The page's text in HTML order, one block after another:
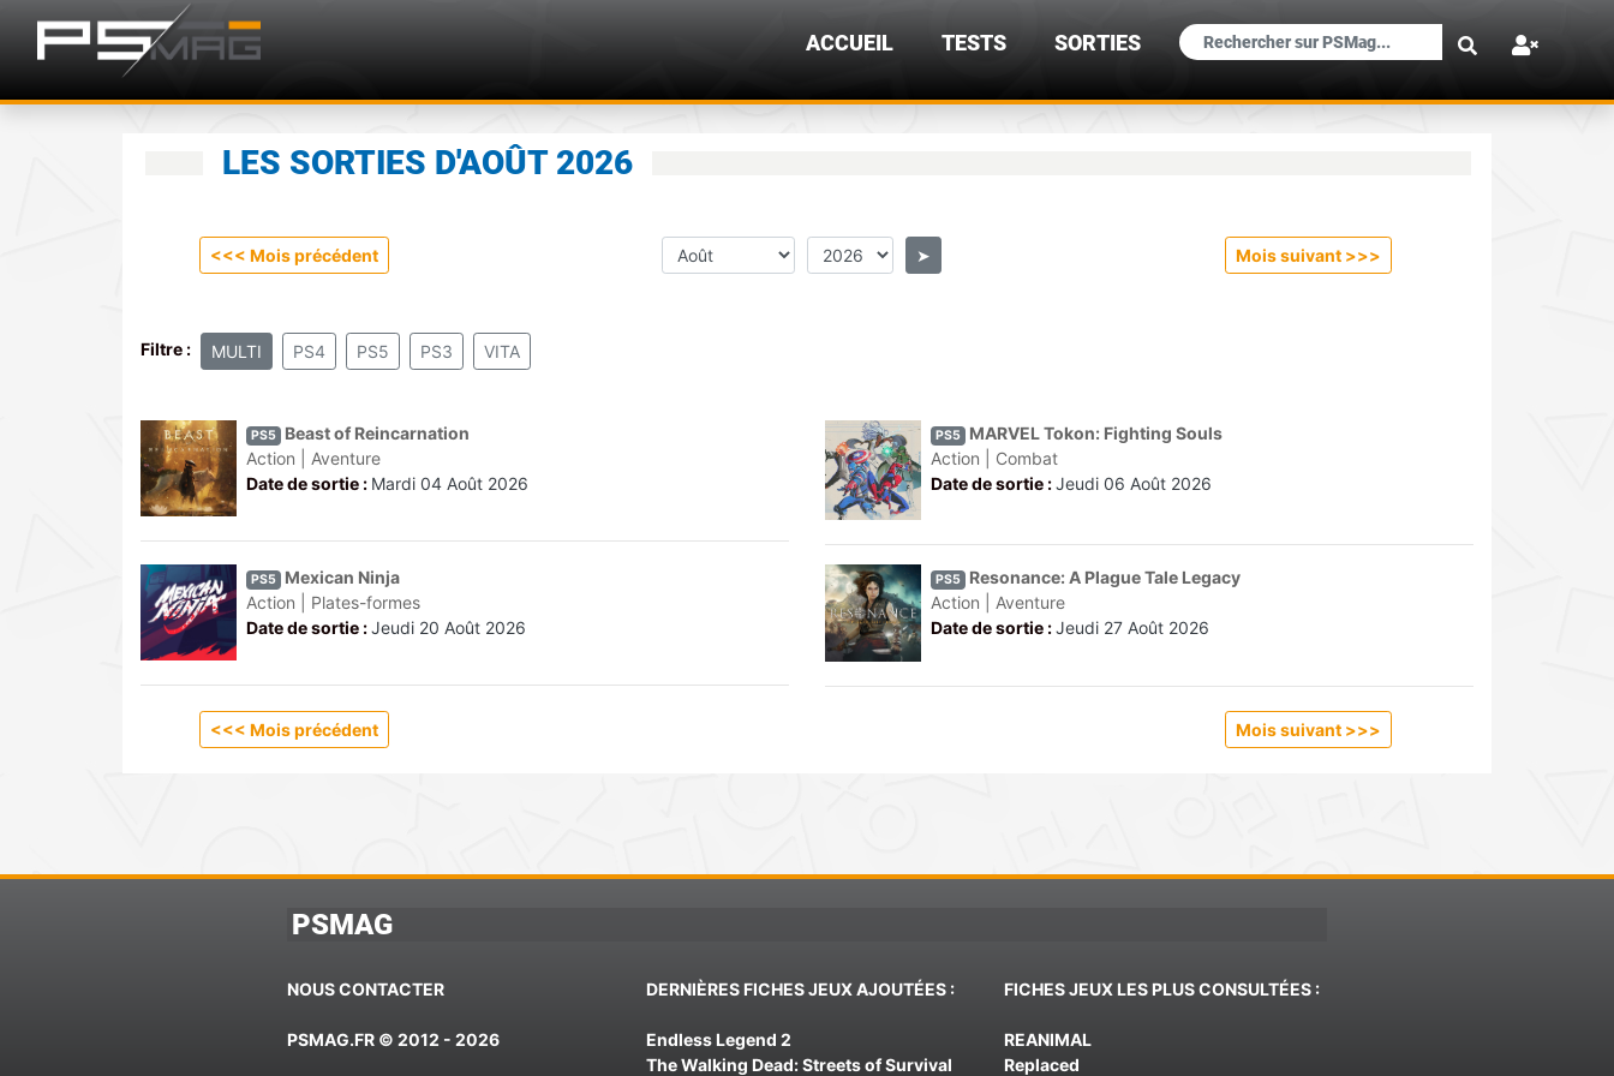
×
ACCUEIL TESTS SORTIES
LES SORTIES D'AOÛT 2026
<<< Mois précédent ➤ Mois suivant >>>
Filtre : MULTI PS4 PS5 PS3 VITA
PS5
Beast of Reincarnation
Action | Aventure
Date de sortie : Mardi 04 Août 2026
PS5
MARVEL Tokon: Fighting Souls
Action | Combat
Date de sortie :Jeudi 06 Août 2026
PS5
Mexican Ninja
Action | Plates-formes
Date de sortie :Jeudi 20 Août 2026
PS5
Resonance: A Plague Tale Legacy
Action | Aventure
Date de sortie :Jeudi 27 Août 2026
<<< Mois précédent Mois suivant >>>
PSMAG
NOUS CONTACTER
PSMAG.FR © 2012 - 2026
DERNIÈRES FICHES JEUX AJOUTÉES :
Endless Legend 2
The Walking Dead: Streets of Survival
FICHES JEUX LES PLUS CONSULTÉES :
REANIMAL
Replaced